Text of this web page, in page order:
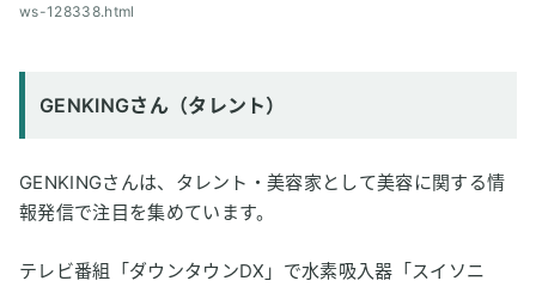
ws-128338.html
GENKINGさん（タレント）
GENKINGさんは、タレント・美容家として美容に関する情
報発信で注目を集めています。
テレビ番組「ダウンタウンDX」で水素吸入器「スイソニ